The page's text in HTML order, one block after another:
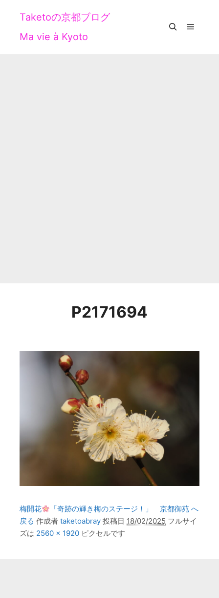
Taketoの京都ブログ
Ma vie à Kyoto
P2171694
梅開花
「奇跡の輝き梅のステージ！」 京都御苑 へ
戻る 作成者 taketoabray 投稿日 18/02/2025 フルサイ
ズは 2560 × 1920 ピクセルです